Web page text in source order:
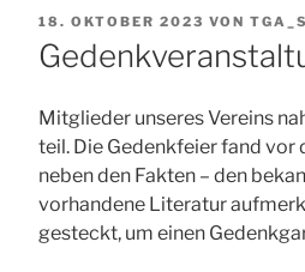
VERÖFFENTLICHT
AM
18. OKTOBER 2023 VON
Mitglieder unseres Vereins
teil. Die Gedenkfeier fand vor
neben den Fakten – den
vorhandene Literatur
gesteckt, um einen